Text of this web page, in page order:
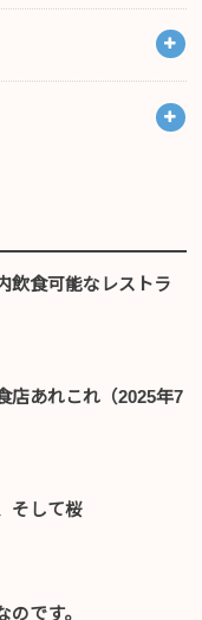
飲食可能なレストラ
店あれこれ（2025年7
そして桜
のです。